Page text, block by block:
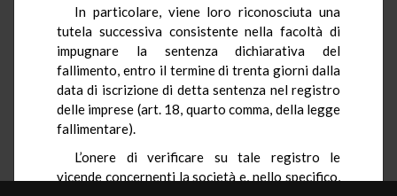
In particolare, viene loro riconosciuta una
tutela successiva consistente nella facoltà di
impugnare la sentenza dichiarativa del
fallimento, entro il termine di trenta giorni dalla
data di iscrizione di detta sentenza nel registro
delle imprese (art. 18, quarto comma, della legge
fallimentare).
L’onere di verificare su tale registro le
vicende concernenti la società e, nello specifico,